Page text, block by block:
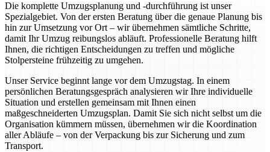
Die komplette Umzugsplanung und -durchführung ist unser
Spezialgebiet. Von der ersten Beratung über die genaue Planung bis
hin zur Umsetzung vor Ort – wir übernehmen sämtliche Schritte,
damit Ihr Umzug reibungslos abläuft. Professionelle Beratung hilft
Ihnen, die richtigen Entscheidungen zu treffen und mögliche
Stolpersteine frühzeitig zu umgehen.
Unser Service beginnt lange vor dem Umzugstag. In einem
persönlichen Beratungsgespräch analysieren wir Ihre individuelle
Situation und erstellen gemeinsam mit Ihnen einen
maßgeschneiderten Umzugsplan. Damit Sie sich nicht selbst um die
Organisation kümmern müssen, übernehmen wir die Koordination
aller Abläufe – von der Verpackung bis zur Sicherung und zum
Transport.